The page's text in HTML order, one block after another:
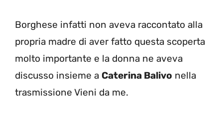
Borghese infatti non aveva raccontato alla
propria madre di aver fatto questa scoperta
molto importante e la donna ne aveva
discusso insieme a Caterina Balivo nella
trasmissione Vieni da me.